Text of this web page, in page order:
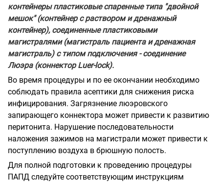
контейнеры пластиковые спаренные типа "двойной
мешок" (контейнер с раствором и дренажный
контейнер), соединенные пластиковыми
магистралями (магистраль пациента и дренажная
магистраль) с типом подключения - соединение
Люэра (коннекторLuer-lock).
Во время процедуры и по ее окончании необходимо
соблюдать правила асептики для снижения риска
инфицирования. Загрязнение люэровского
запирающего коннектора может привести к развитию
перитонита. Нарушение последовательности
наложения зажимов на магистрали может привести к
поступлению воздуха в брюшную полость.
Для полной подготовки к проведению процедуры
ПАПД следуйте соответствующим инструкциям